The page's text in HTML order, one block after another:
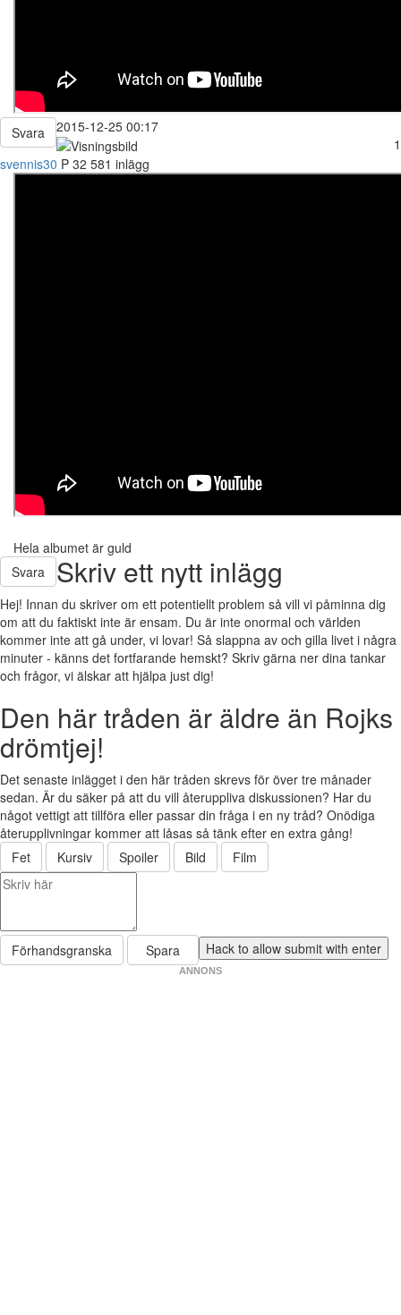
Svara
2015-12-25 00:17
1
svennis30 P 32 581 inlägg
Hela albumet är guld
Svara
Skriv ett nytt inlägg
Hej! Innan du skriver om ett potentiellt problem så vill vi påminna dig
om att du faktiskt inte är ensam. Du är inte onormal och världen
kommer inte att gå under, vi lovar! Så slappna av och gilla livet i några
minuter - känns det fortfarande hemskt? Skriv gärna ner dina tankar
och frågor, vi älskar att hjälpa just dig!
Den här tråden är äldre än Rojks
drömtjej!
Det senaste inlägget i den här tråden skrevs för över tre månader
sedan. Är du säker på att du vill återuppliva diskussionen? Har du
något vettigt att tillföra eller passar din fråga i en ny tråd? Onödiga
återupplivningar kommer att låsas så tänk efter en extra gång!
Fet
Kursiv Spoiler Bild Film
Förhandsgranska Spara
ANNONS